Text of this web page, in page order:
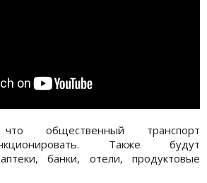
что общественный транспорт
Также будут
банки, отели, продуктовые